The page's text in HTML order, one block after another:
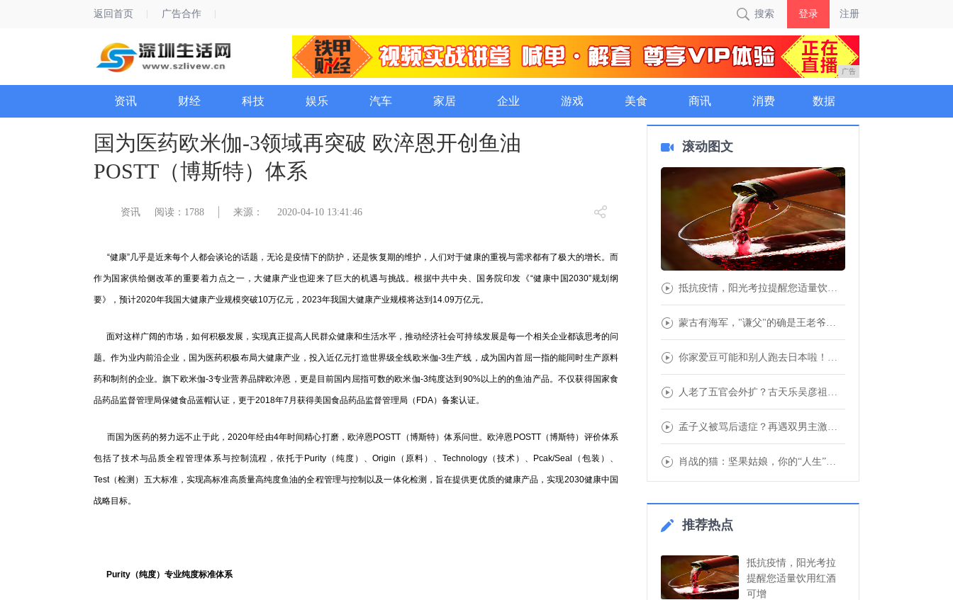
返回首页 广告合作 搜索 登录 注册
广告
资讯 财经 科技 娱乐 汽车 家居 企业 游戏 美食 商讯 消费 数据
国为医药欧米伽-3领域再突破 欧淬恩开创鱼油
POSTT（博斯特）体系
资讯 阅读：1788 来源： 2020-04-10 13:41:46
“健康”几乎是近来每个人都会谈论的话题，无论是疫情下的防护，还是恢复期的维护，人们对于健康的重视与需求都有了极大的增长。而
作为国家供给侧改革的重要着力点之一，大健康产业也迎来了巨大的机遇与挑战。根据中共中央、国务院印发《“健康中国2030”规划纲
要》，预计2020年我国大健康产业规模突破10万亿元，2023年我国大健康产业规模将达到14.09万亿元。
面对这样广阔的市场，如何积极发展，实现真正提高人民群众健康和生活水平，推动经济社会可持续发展是每一个相关企业都该思考的问
题。作为业内前沿企业，国为医药积极布局大健康产业，投入近亿元打造世界级全线欧米伽-3生产线，成为国内首屈一指的能同时生产原料
药和制剂的企业。旗下欧米伽-3专业营养品牌欧淬恩，更是目前国内屈指可数的欧米伽-3纯度达到90%以上的的鱼油产品。不仅获得国家食
品药品监督管理局保健食品蓝帽认证，更于2018年7月获得美国食品药品监督管理局（FDA）备案认证。
而国为医药的努力远不止于此，2020年经由4年时间精心打磨，欧淬恩POSTT（博斯特）体系问世。欧淬恩POSTT（博斯特）评价体系
包括了技术与品质全程管理体系与控制流程，依托于Purity（纯度）、Origin（原料）、Technology（技术）、Pcak/Seal（包装）、
Test（检测）五大标准，实现高标准高质量高纯度鱼油的全程管理与控制以及一体化检测，旨在提供更优质的健康产品，实现2030健康中国
战略目标。
Purity（纯度）专业纯度标准体系
滚动图文
抵抗疫情，阳光考拉提醒您适量饮用红酒可增强
蒙古有海军，"谦父"的确是王老爷子，原来郭
你家爱豆可能和别人跑去日本啦！明星恋情疑似
人老了五官会外扩？古天乐吴彦祖眼皮越来越开
孟子义被骂后遗症？再遇双男主激动拒绝：女主
肖战的猫：坚果姑娘，你的“人生”已经到达了
推荐热点
抵抗疫情，阳光考拉
提醒您适量饮用红酒
可增